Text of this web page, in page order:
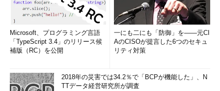
Microsoft、プログラミング言語
「TypeScript 3.4」のリリース候
補版（RC）を公開
一にも二にも「防御」を――元CI
AのCISOが提言した6つのセキュ
リティ対策
2018年の災害では34.2％で「BCPが機能した」、N
TTデータ経営研究所が調査